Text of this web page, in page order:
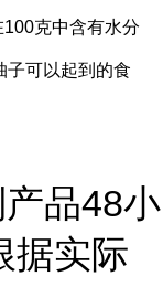
克中含有水分
子可以起到的食
品48小
据实际